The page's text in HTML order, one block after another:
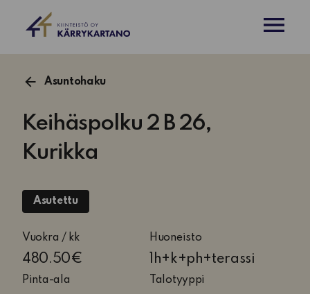
Asuntohaku
Keihäspolku 2 B 26,
Kurikka
Asutettu
Vuokra / kk
480.50€
Huoneisto
1h+k+ph+terassi
1
huone,
pesuhuone
Pinta-ala Talotyyppi